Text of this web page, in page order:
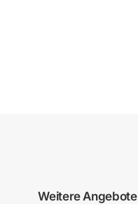
Weitere Angebote